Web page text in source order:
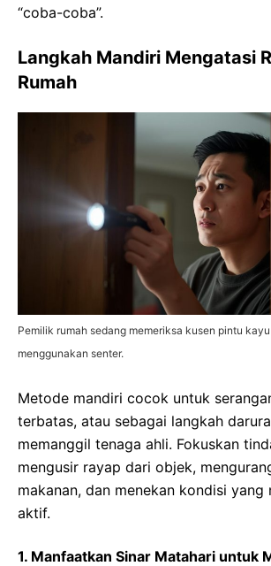
“coba-coba”.
Langkah Mandiri Mengatasi
Rumah
Pemilik rumah sedang memeriksa kusen pintu
menggunakan senter.
Metode mandiri cocok untuk
terbatas, atau sebagai langkah
memanggil tenaga ahli. Fokuskan
mengusir rayap dari objek,
makanan, dan menekan kondisi yang
aktif.
1. Manfaatkan Sinar Matahari untuk